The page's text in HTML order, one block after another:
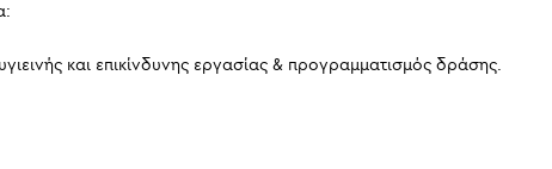
και επικίνδυνης εργασίας & προγραμματισμός δράσης.